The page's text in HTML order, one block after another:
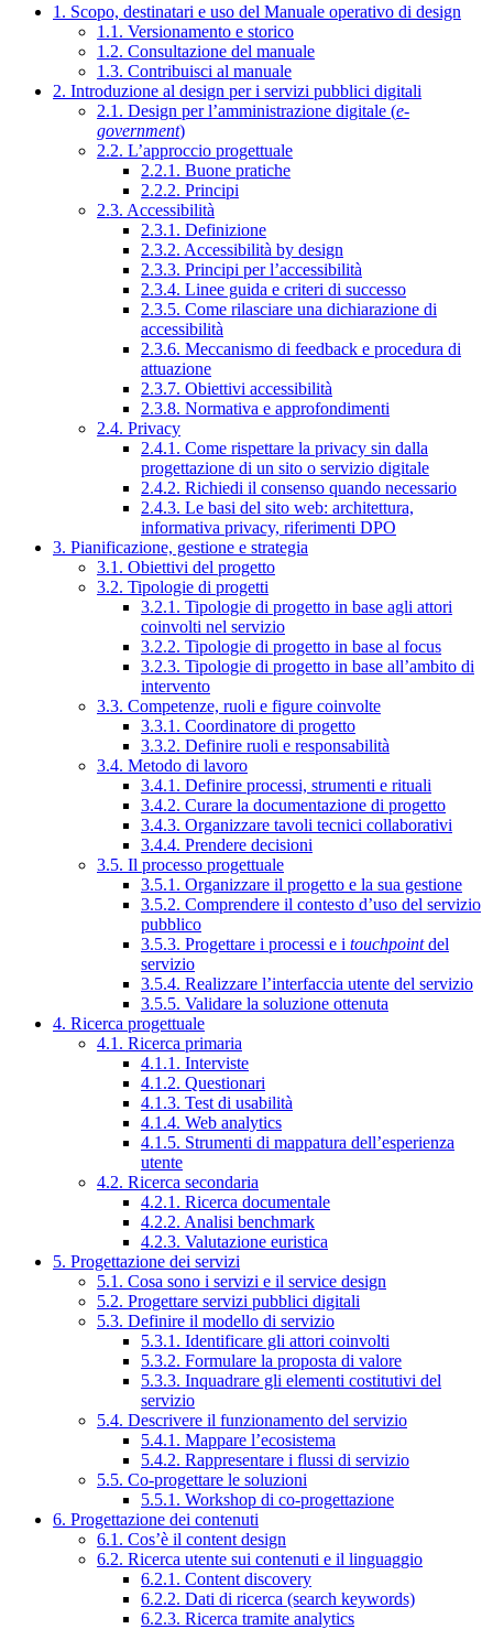
1. Scopo, destinatari e uso del Manuale operativo di design
1.1. Versionamento e storico
1.2. Consultazione del manuale
1.3. Contribuisci al manuale
2. Introduzione al design per i servizi pubblici digitali
2.1. Design per l’amministrazione digitale (e-
government)
2.2. L’approccio progettuale
2.2.1. Buone pratiche
2.2.2. Principi
2.3. Accessibilità
2.3.1. Definizione
2.3.2. Accessibilità by design
2.3.3. Principi per l’accessibilità
2.3.4. Linee guida e criteri di successo
2.3.5. Come rilasciare una dichiarazione di
accessibilità
2.3.6. Meccanismo di feedback e procedura di
attuazione
2.3.7. Obiettivi accessibilità
2.3.8. Normativa e approfondimenti
2.4. Privacy
2.4.1. Come rispettare la privacy sin dalla
progettazione di un sito o servizio digitale
2.4.2. Richiedi il consenso quando necessario
2.4.3. Le basi del sito web: architettura,
informativa privacy, riferimenti DPO
3. Pianificazione, gestione e strategia
3.1. Obiettivi del progetto
3.2. Tipologie di progetti
3.2.1. Tipologie di progetto in base agli attori
coinvolti nel servizio
3.2.2. Tipologie di progetto in base al focus
3.2.3. Tipologie di progetto in base all’ambito di
intervento
3.3. Competenze, ruoli e figure coinvolte
3.3.1. Coordinatore di progetto
3.3.2. Definire ruoli e responsabilità
3.4. Metodo di lavoro
3.4.1. Definire processi, strumenti e rituali
3.4.2. Curare la documentazione di progetto
3.4.3. Organizzare tavoli tecnici collaborativi
3.4.4. Prendere decisioni
3.5. Il processo progettuale
3.5.1. Organizzare il progetto e la sua gestione
3.5.2. Comprendere il contesto d’uso del servizio
pubblico
3.5.3. Progettare i processi e i touchpointdel
servizio
3.5.4. Realizzare l’interfaccia utente del servizio
3.5.5. Validare la soluzione ottenuta
4. Ricerca progettuale
4.1. Ricerca primaria
4.1.1. Interviste
4.1.2. Questionari
4.1.3. Test di usabilità
4.1.4. Web analytics
4.1.5. Strumenti di mappatura dell’esperienza
utente
4.2. Ricerca secondaria
4.2.1. Ricerca documentale
4.2.2. Analisi benchmark
4.2.3. Valutazione euristica
5. Progettazione dei servizi
5.1. Cosa sono i servizi e il service design
5.2. Progettare servizi pubblici digitali
5.3. Definire il modello di servizio
5.3.1. Identificare gli attori coinvolti
5.3.2. Formulare la proposta di valore
5.3.3. Inquadrare gli elementi costitutivi del
servizio
5.4. Descrivere il funzionamento del servizio
5.4.1. Mappare l’ecosistema
5.4.2. Rappresentare i flussi di servizio
5.5. Co-progettare le soluzioni
5.5.1. Workshop di co-progettazione
6. Progettazione dei contenuti
6.1. Cos’è il content design
6.2. Ricerca utente sui contenuti e il linguaggio
6.2.1. Content discovery
6.2.2. Dati di ricerca (search keywords)
6.2.3. Ricerca tramite analytics